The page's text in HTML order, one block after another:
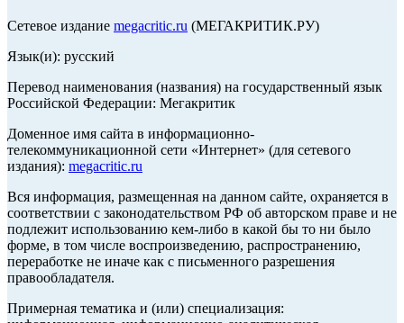
Сетевое издание megacritic.ru (МЕГАКРИТИК.РУ)
Язык(и): русский
Перевод наименования (названия) на государственный язык
Российской Федерации: Мегакритик
Доменное имя сайта в информационно-
телекоммуникационной сети «Интернет» (для сетевого
издания): megacritic.ru
Вся информация, размещенная на данном сайте, охраняется в
соответствии с законодательством РФ об авторском праве и не
подлежит использованию кем-либо в какой бы то ни было
форме, в том числе воспроизведению, распространению,
переработке не иначе как с письменного разрешения
правообладателя.
Примерная тематика и (или) специализация: